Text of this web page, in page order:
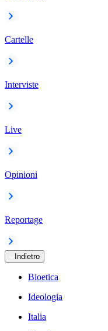
Cartelle
Interviste
Live
Opinioni
Reportage
Indietro
Bioetica
Ideologia
Italia